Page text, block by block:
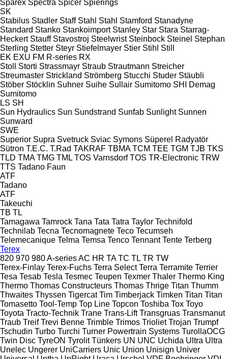
Sparex Spectra Spicer Spierings
SK
Stabilus Stadler Staff Stahl Stahl Stamford Stanadyne
Standard Stanko Stankoimport Stanley Star Stara Starrag-
Heckert Stauff Stavostroj Steelwrist Steinbock Steinel Stephan
Sterling Stetter Steyr Stiefelmayer Stier Stihl Still
EK EXU FM R-series RX
Stoll
Storti Strassmayr Straub Strautmann Streicher
Streumaster Strickland Strömberg Stucchi Studer Stäubli
Stöber Stöcklin Suhner Suihe Sullair Sumitomo SHI Demag
Sumitomo
LS SH
Sun Hydraulics Sun Sundstrand Sunfab Sunlight Sunnen
Sunward
SWE
Superior Supra Svetruck Sviac Symons Süperel Radyatör
Sütron T.E.C. T.Rad TAKRAF TBMA TCM TEE TGM TJB TKS
TLD TMA TMG TML TOS Varnsdorf TOS TR-Electronic TRW
TTS Tadano Faun
ATF
Tadano
ATF
Takeuchi
TB TL
Tamagawa Tamrock Tana Tata Tatra Taylor Technifold
Technilab Tecna Tecnomagnete Teco Tecumseh
Telemecanique Telma Temsa Tenco Tennant Tente Terberg
Terex
820 970 980A-seriesAC HR TA TC TL TR TW
Terex-Finlay Terex-Fuchs Terra Select Terra Terramite Terrier
Tesa Tesab Tesla Tesmec Teupen Texmer Thaler Thermo King
Thermo Thomas Constructeurs Thomas Thrige Titan Thumm
Thwaites Thyssen Tigercat Tim Timberjack Timken Titan Titan
Tomasetto Tool-Temp Top Line Topcon Toshiba Tox Toyo
Toyota Tracto-Technik Trane Trans-Lift Transgruas Transmanut
Traub Treif Trevi Benne Trimble Trimos Trioliet Trojan Trumpf
Tschudin Turbo Turchi Turner Powertrain Systems TurollaOCG
Twin Disc TyreON Tyrolit Tünkers UN UNC Uchida Ultra Ultra
Unelec Ungerer UniCarriers Unic Union Unisign Univer